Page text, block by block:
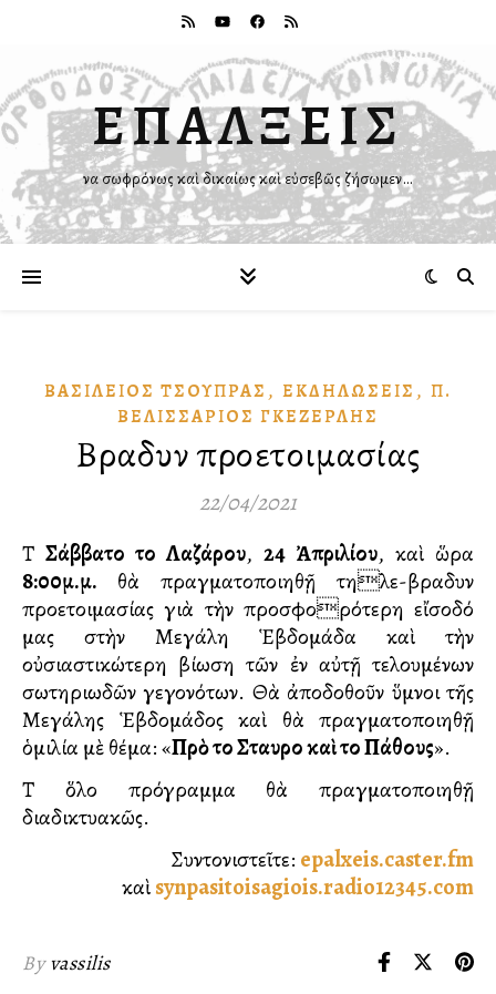
ΕΠΑΛΞΕΙΣ
Ἵνα σωφρόνως καὶ δικαίως καὶ εὐσεβῶς ζήσωμεν…
ΒΑΣΊΛΕΙΟΣ ΤΣΟΎΠΡΑΣ , ἘΚΔΗΛΏΣΕΙΣ , Π.
ΒΕΛΙΣΣΆΡΙΟΣ ΓΚΕΖΕΡΛΉΣ
Βραδυνὸ προετοιμασίας
22/04/2021
Σάββατο τοῦ Λαζάρου, 24 Ἀπριλίου, καὶ ὥρα
8:00μ.μ. θὰ πραγματοποιηθῇ τηλε-βραδυνὸ
προετοιμασίας γιὰ τὴν προσφορότερη εἴσοδό
μας στὴν Μεγάλη Ἑβδομάδα καὶ τὴν
οὐσιαστικώτερη βίωση τῶν ἐν αὐτῇ τελουμένων
σωτηριωδῶν γεγονότων. Θὰ ἀποδοθοῦν ὕμνοι τῆς
Μεγάλης Ἑβδομάδος καὶ θὰ πραγματοποιηθῇ
ὁμιλία μὲ θέμα: «Πρὸ τοῦ Σταυροῦ καὶ τοῦ Πάθους».
Τὸ ὅλο πρόγραμμα θὰ πραγματοποιηθῇ
διαδικτυακῶς.
Συντονιστεῖτε: epalxeis.caster.fm
καὶsynpasitoisagiois.radio12345.com
Byvassilis